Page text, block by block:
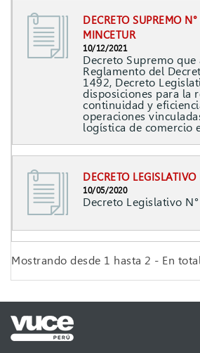
DECRETO SUPREMO
MINCETUR
10/12/2021
Decreto Supremo que
Reglamento del
1492, Decreto
disposiciones para la
continuidad y
operaciones
logística de comercio
DECRETO
10/05/2020
Decreto Legislativo
Mostrando desde 1 hasta 2 - En